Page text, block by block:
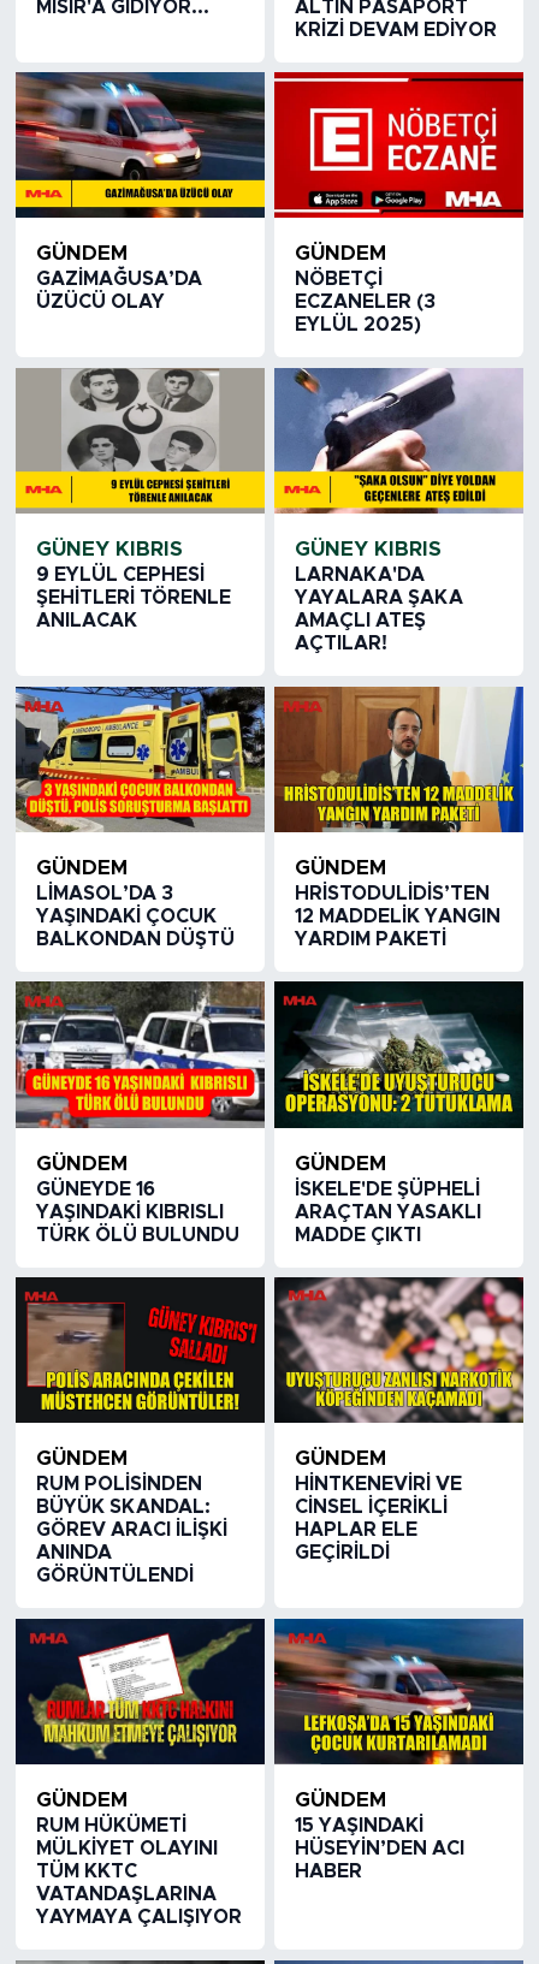
MISIR'A GİDİYOR...
ALTIN PASAPORT
KRİZİ DEVAM EDİYOR
GÜNDEM
GAZİMAĞUSA’DA
ÜZÜCÜ OLAY
GÜNDEM
NÖBETÇİ
ECZANELER (3
EYLÜL 2025)
GÜNEY KIBRIS
9 EYLÜL CEPHESİ
ŞEHİTLERİ TÖRENLE
ANILACAK
GÜNEY KIBRIS
LARNAKA'DA
YAYALARA ŞAKA
AMAÇLI ATEŞ
AÇTILAR!
GÜNDEM
LİMASOL’DA 3
YAŞINDAKİ ÇOCUK
BALKONDAN DÜŞTÜ
GÜNDEM
HRİSTODULİDİS’TEN
12 MADDELİK YANGIN
YARDIM PAKETİ
GÜNDEM
GÜNEYDE 16
YAŞINDAKİ KIBRISLI
TÜRK ÖLÜ BULUNDU
GÜNDEM
İSKELE'DE ŞÜPHELİ
ARAÇTAN YASAKLI
MADDE ÇIKTI
GÜNDEM
RUM POLİSİNDEN
BÜYÜK SKANDAL:
GÖREV ARACI İLİŞKİ
ANINDA
GÖRÜNTÜLENDİ
GÜNDEM
HİNTKENEVİRİ VE
CİNSEL İÇERİKLİ
HAPLAR ELE
GEÇİRİLDİ
GÜNDEM
RUM HÜKÜMETİ
MÜLKİYET OLAYINI
TÜM KKTC
VATANDAŞLARINA
YAYMAYA ÇALIŞIYOR
GÜNDEM
15 YAŞINDAKİ
HÜSEYİN’DEN ACI
HABER